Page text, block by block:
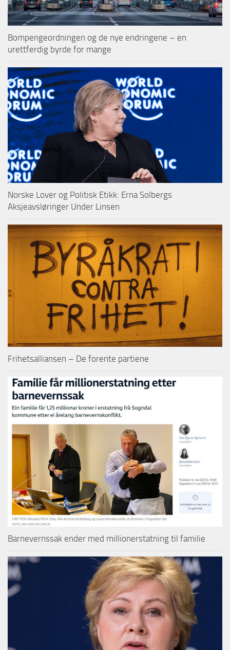
Bompengeordningen og de nye endringene – en
urettferdig byrde for mange
Norske Lover og Politisk Etikk: Erna Solbergs
Aksjeavsløringer Under Linsen
Frihetsalliansen – De forente partiene
Barnevernssak ender med millionerstatning til familie